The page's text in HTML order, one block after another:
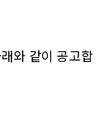
와 같이 공고합